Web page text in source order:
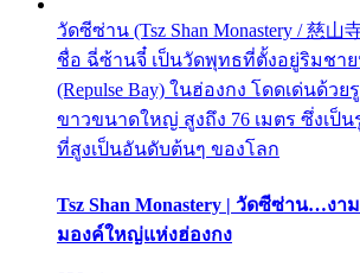
วัดซีซ่าน (Tsz Shan Monastery / 慈
ชื่อ ฉี่ซ้านจี๋ เป็นวัดพุทธที่ตั้งอยู่ริมชาย
(Repulse Bay) ในฮ่องกง โดดเด่นด้ว
ขาวขนาดใหญ่ สูงถึง 76 เมตร ซึ่งเป็
ที่สูงเป็นอันดับต้นๆ ของโลก
Tsz Shan Monastery | วัดซีซ่าน…งา
มองค์ใหญ่แห่งฮ่องกง